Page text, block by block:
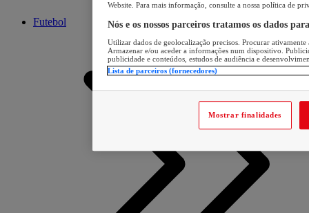
Futebol
Website. Para mais informação, consulte a nossa política de
Nós e os nossos parceiros tratamos os dados
Utilizar dados de geolocalização precisos. Procurar
Armazenar e/ou aceder a informações num dispositivo.
publicidade e conteúdos, estudos de audiência e
Lista de parceiros (fornecedores)
Mostrar finalidades